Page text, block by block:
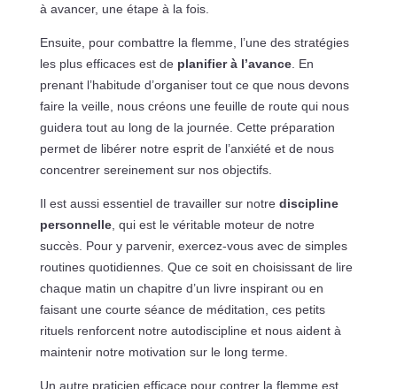
à avancer, une étape à la fois.
Ensuite, pour combattre la flemme, l’une des stratégies
les plus efficaces est de planifier à l’avance. En
prenant l’habitude d’organiser tout ce que nous devons
faire la veille, nous créons une feuille de route qui nous
guidera tout au long de la journée. Cette préparation
permet de libérer notre esprit de l’anxiété et de nous
concentrer sereinement sur nos objectifs.
Il est aussi essentiel de travailler sur notre discipline
personnelle, qui est le véritable moteur de notre
succès. Pour y parvenir, exercez-vous avec de simples
routines quotidiennes. Que ce soit en choisissant de lire
chaque matin un chapitre d’un livre inspirant ou en
faisant une courte séance de méditation, ces petits
rituels renforcent notre autodiscipline et nous aident à
maintenir notre motivation sur le long terme.
Un autre praticien efficace pour contrer la flemme est